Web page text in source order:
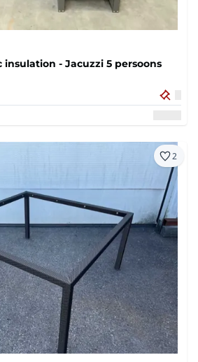
- Jacuzzi 5 persoons
2